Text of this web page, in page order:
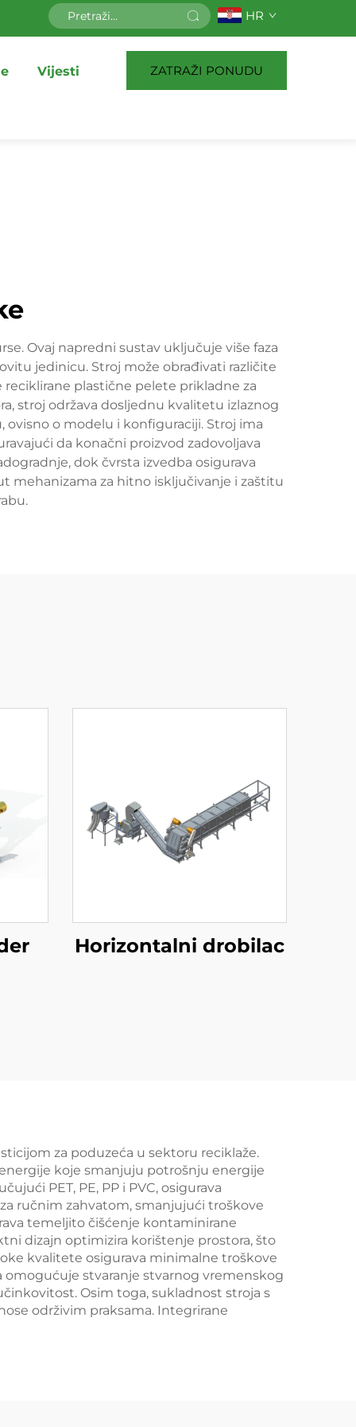
HR
Vijesti ZATRAŽI PONUDU
Ovaj napredni sustav uključuje više faza
jedinicu. Stroj može obrađivati različite
plastične pelete prikladne za
stroj održava dosljednu kvalitetu izlaznog
o modelu i konfiguraciji. Stroj ima
da konačni proizvod zadovoljava
dok čvrsta izvedba osigurava
mehanizama za hitno isključivanje i zaštitu
Horizontalni drobilac
za poduzeća u sektoru reciklaže.
koje smanjuju potrošnju energije
PET, PE, PP i PVC, osigurava
ručnim zahvatom, smanjujući troškove
temeljito čišćenje kontaminirane
dizajn optimizira korištenje prostora, što
kvalitete osigurava minimalne troškove
stvaranje stvarnog vremenskog
Osim toga, sukladnost stroja s
održivim praksama. Integrirane